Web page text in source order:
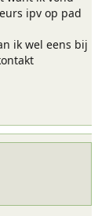
ipv op pad
ik wel eens bij